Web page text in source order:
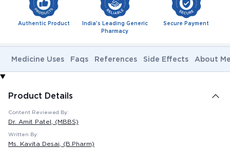
Authentic Product
India's Leading Generic
Pharmacy
Secure Payment
Medicine Uses Faqs References Side Effects About
Product Details
Content Reviewed By:
Dr. Amit Patel , (MBBS)
Written By:
Ms. Kavita Desai , (B.Pharm)